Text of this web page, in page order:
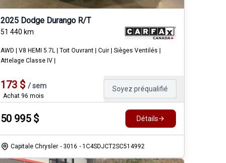
2025 Dodge Durango R/T
51 440 km
AWD | V8 HEMI 5.7L | Toit Ouvrant | Cuir | Sièges Ventilés |
Attelage Classe IV |
173$ / sem
Achat 96 mois
Soyez préqualifié
50 995$ Détails
Capitale Chrysler - 3016 - 1C4SDJCT2SC514992